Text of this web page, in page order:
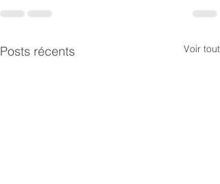
Posts récents Voir tout